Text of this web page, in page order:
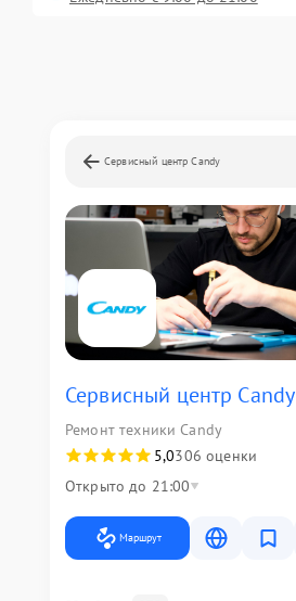
Сервисный центр Candy
Сервисный центр Candy
Ремонт техники Candy
5,0306 оценки
Открыто до 21:00
Маршрут